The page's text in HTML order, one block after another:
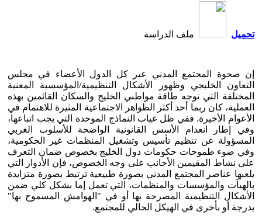
تحميل ملف الدراسة
إن صحوة المجتمع المدني عبر كل الدول الأعضاء في مجلس
التعاون الخليجي وظهور الأشكال التنظيمية/المؤسسية المعنية
المختلفة التي توجه طاقة مواطني الخليج والسكان القائمين بهذه
العملية، كان ربما أحد أكثر الظواهر الاجتماعية المثيرة للاهتمام في
الأعوام الأخيرة. ففي ظل غياب النماذج الموحدة التي يجب اتباعها،
وفي إطار انعدام الأسس القانونية الواضحة للأسلوب الغربي
المسؤولة عن تنظيم تأسيس وتشغيل المنظمات غير الحكومية،
وفي ضوء طموحات حكومات دول الخليج بخصوص ضمان التعرف
على نشاط المقيمين الأجانب على وجه الخصوص، فإن الأدوار التي
يلعبها عناصر المجتمع المدني بصورة طبيعية ترتبط بصورة متزايدة
بالهيآت والمؤسسات والمنظمات، التي تعمل إما بشكل كلي ضمن
الأشكال التنظيمية المصرحة بها أو في "الهوامش المسموح بها"
بدرجة أو بأخرى في الهيكل الحالي للمجتمع.